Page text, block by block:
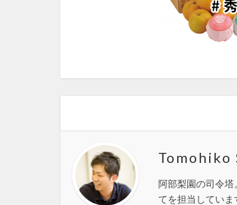
Tomohiko
阿部梨園の司令
てを担当していま